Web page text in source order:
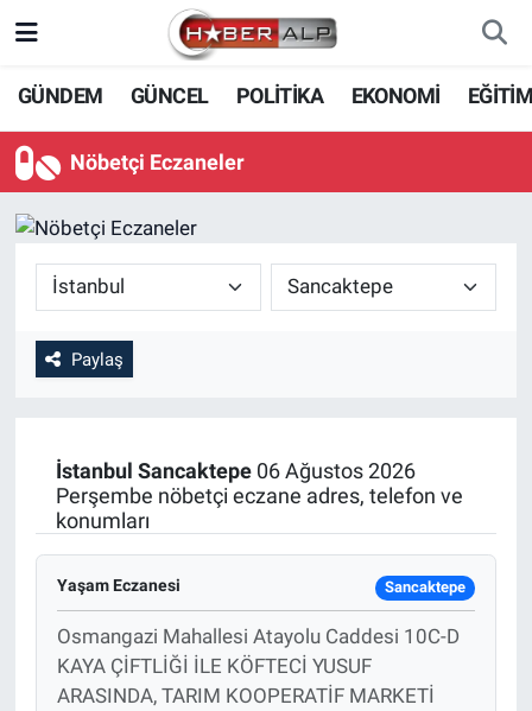
GÜNDEM GÜNCEL POLİTİKA EKONOMİ
Nöbetçi Eczaneler
Paylaş
İstanbul Sancaktepe06 Ağustos 2026
Perşembe nöbetçi eczane adres, telefon ve
konumları
Yaşam Eczanesi Sancaktepe
Osmangazi Mahallesi Atayolu Caddesi 10C-D
KAYA ÇİFTLİĞİ İLE KÖFTECİ YUSUF
ARASINDA, TARIM KOOPERATİF MARKETİ
Nöbetçi Eczaneler
Hava Durumu
Süper Lig Puan Durumu ve Fikstür